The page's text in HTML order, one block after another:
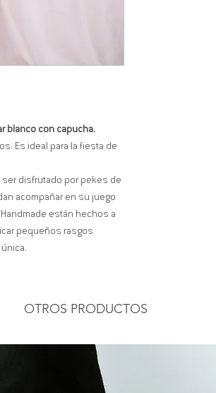
blanco con capucha.
Es ideal para la fiesta de
ser disfrutado por pekes de
acompañar en su juego
están hechos a
pequeños rasgos
OTROS PRODUCTOS